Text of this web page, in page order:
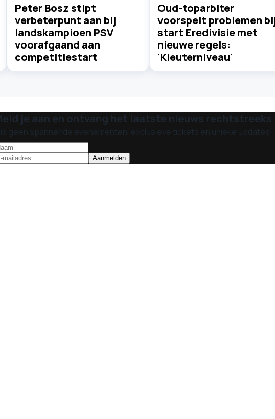
Peter Bosz stipt
verbeterpunt aan bij
landskampioen PSV
voorafgaand aan
competitiestart
Oud-toparbiter
voorspelt problemen
start Eredivisie met
nieuwe regels:
'Kleuterniveau'
je aan en ontvang het laatste nieuws rechtstreeks
geen spannende evenementen, exclusieve tickets en unieke updates!